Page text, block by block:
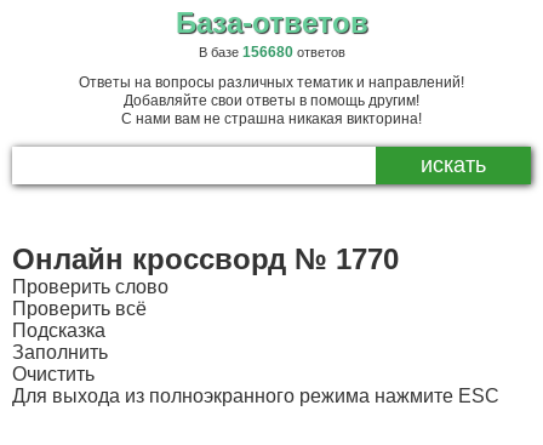
База-ответов
В базе 156680ответов
Ответы на вопросы различных тематик и направлений!
Добавляйте свои ответы в помощь другим!
С нами вам не страшна никакая викторина!
Онлайн кроссворд № 1770
Проверить слово
Проверить всё
Подсказка
Заполнить
Очистить
Для выхода из полноэкранного режима нажмите ESC